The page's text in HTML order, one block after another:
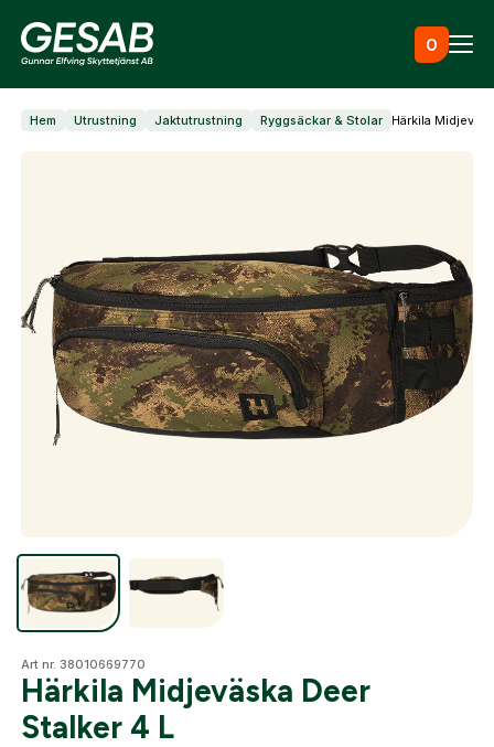
0
Ammunition
Jaktkläder & skor
Måltavlor
Optik
Mer
Hem Utrustning Jaktutrustning Ryggsäckar & Stolar Härkila
Art nr. 38010669770
Härkila Midjeväska Deer
Stalker 4 L
Logga in
Fyll i dina företags- eller föreningsuppgifter i
formuläret så återkommer vi till dig när kontot är
skapat. I vår FAQ hittar du svar på de vanligaste
frågorna gällande Mitt konto.
Företag- eller Föreningsnamn:*